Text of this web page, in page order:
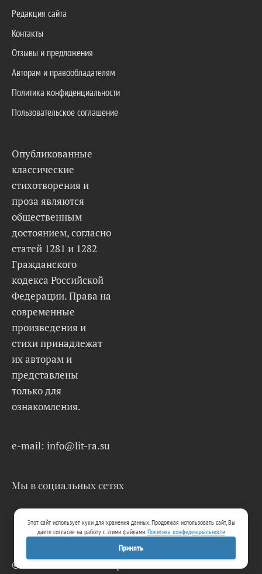
Редакция сайта
Контакты
Отзывы и предложения
Авторам и правообладателям
Политика конфиденциальности
Пользовательское соглашение
Опубликованные
классические
стихотворения и
проза являются
общественным
достоянием, согласно
статей 1281 и 1282
Гражданского
кодекса Российской
Федерации. Права на
современные
произведения и
стихи принадлежат
их авторам и
представлены
только для
ознакомления.
e-mail: info@lit-ra.su
Мы в социальных сетях
© 2026 Lit-Ra.su. Электронная библиотека.
Этот сайт использует куки для хранения данных. Продолжая использовать сайт, Вы
даете согласие на работу с этими файлами.Политика конфиденциальности
Принять